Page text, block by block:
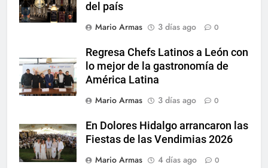
del país
Mario Armas
3 días ago 0
Regresa Chefs Latinos a León con
lo mejor de la gastronomía de
América Latina
Mario Armas
3 días ago 0
En Dolores Hidalgo arrancaron las
Fiestas de las Vendimias 2026
Mario Armas
4 días ago 0